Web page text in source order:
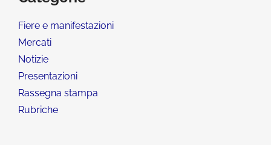
Fiere e manifestazioni
Mercati
Notizie
Presentazioni
Rassegna stampa
Rubriche